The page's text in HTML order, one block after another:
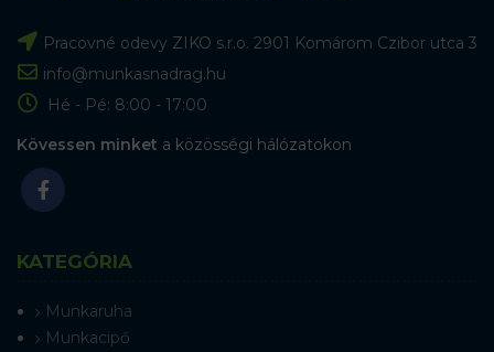
Pracovné odevy ZIKO s.r.o. 2901 Komárom Czibor utca 3
info@munkasnadrag.hu
Hé - Pé: 8:00 - 17:00
Kövessen minket a közösségi hálózatokon
KATEGÓRIA
Munkaruha
Munkacipő